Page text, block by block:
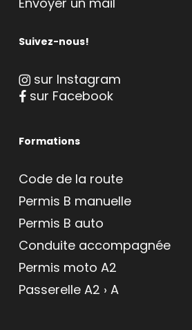
Suivez-nous!
sur Instagram
sur Facebook
Formations
Code de la route
Permis B manuelle
Permis B auto
Conduite accompagnée
Permis moto A2
Passerelle A2 › A